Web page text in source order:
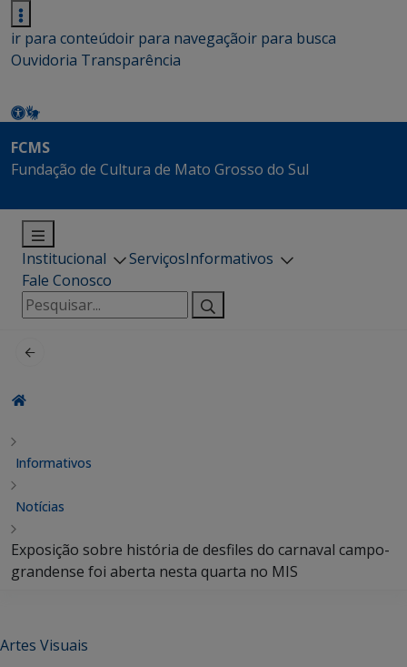
ir para conteúdoir para navegaçãoir para busca
Ouvidoria Transparência
FCMS
Fundação de Cultura de Mato Grosso do Sul
Institucional ServiçosInformativos
Fale Conosco
Pesquisar
por:
Informativos
Notícias
Exposição sobre história de desfiles do carnaval campo-
grandense foi aberta nesta quarta no MIS
Artes Visuais